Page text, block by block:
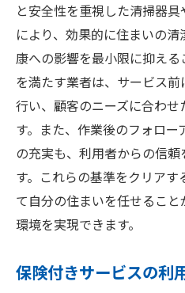
と安全性を重視した清掃器
により、効果的に住まいの
康への影響を最小限に抑え
を満たす業者は、サービス
行い、顧客のニーズに合わ
す。また、作業後のフォロ
の充実も、利用者からの信
す。これらの基準をクリア
て自分の住まいを任せるこ
環境を実現できます。
保険付きサービスの利